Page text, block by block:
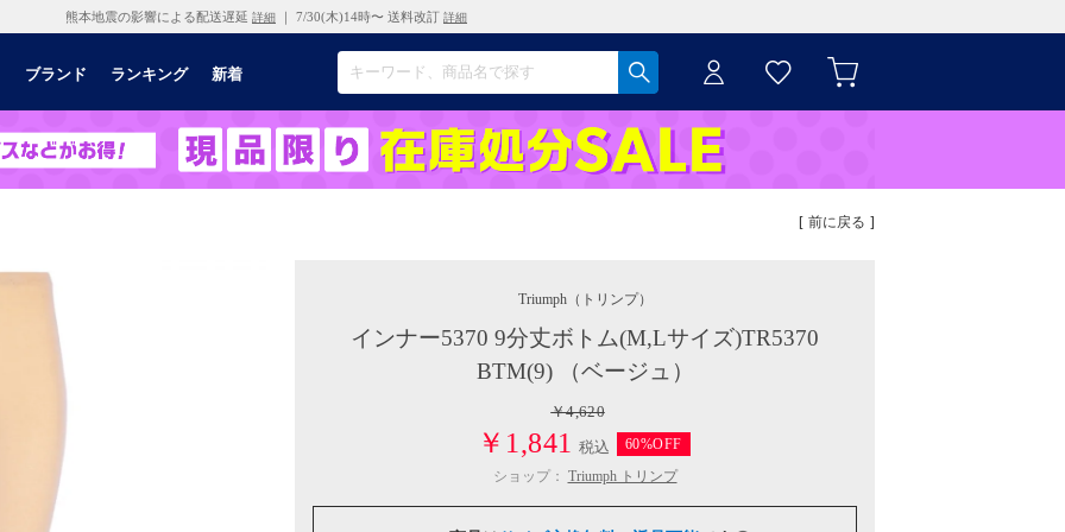
熊本地震の影響による配送遅延 詳細 ｜ 7/30(木)14時〜 送料改訂 詳細
ブランド ランキング 新着
[ 前に戻る ]
Triumph（トリンプ）
インナー5370 9分丈ボトム(M,Lサイズ)TR5370
BTM(9) （ベージュ）
￥4,620
￥1,841 税込
60%OFF
ショップ： Triumph トリンプ